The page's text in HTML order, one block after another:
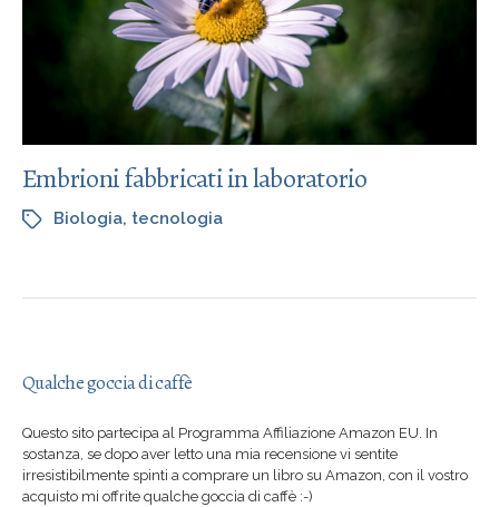
Embrioni fabbricati in laboratorio
Biologia, tecnologia
Qualche goccia di caffè
Questo sito partecipa al Programma Affiliazione Amazon EU. In
sostanza, se dopo aver letto una mia recensione vi sentite
irresistibilmente spinti a comprare un libro su Amazon, con il vostro
acquisto mi offrite qualche goccia di caffè :-)